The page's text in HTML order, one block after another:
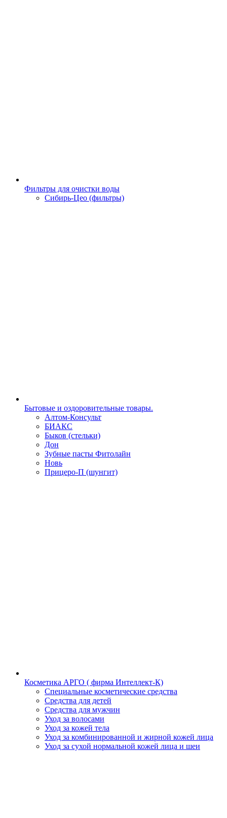
Фильтры для очистки воды
Сибирь-Цео (фильтры)
Бытовые и оздоровительные товары.
Алтом-Консульт
БИАКС
Быков (стельки)
Дон
Зубные пасты Фитолайн
Новь
Прицеро-П (шунгит)
Косметика АРГО ( фирма Интеллект-К)
Специальные косметические средства
Средства для детей
Средства для мужчин
Уход за волосами
Уход за кожей тела
Уход за комбинированной и жирной кожей лица
Уход за сухой нормальной кожей лица и шеи